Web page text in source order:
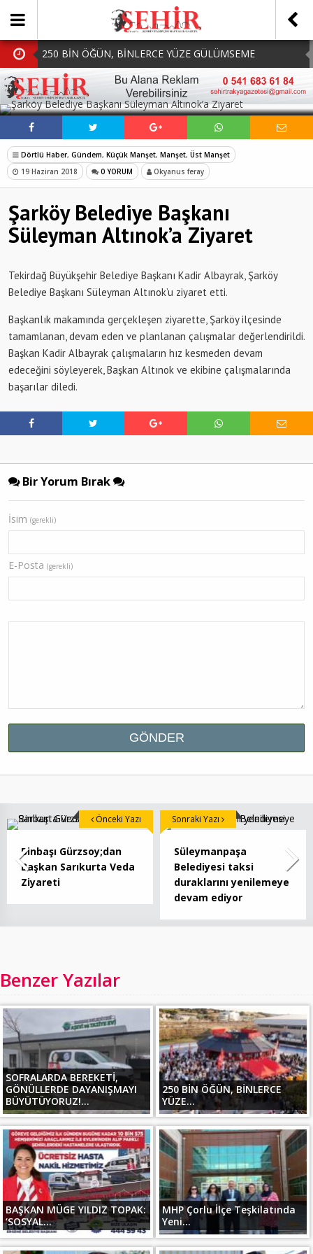
250 BİN ÖĞÜN, BİNLERCE YÜZE GÜLÜMSEME
BAŞKAN MÜGE YILDIZ TOPAK: ‘SOSYAL
BELEDİYECİLİKTE HİÇBİR HEMŞERİMİZİ YALNIZ
BIRAKMIYORUZ!’
MHP Çorlu İlçe Teşkilatında Yeni Dönem Başladı:
Mazbatalar Alındı
Dolu Vurdu, Büyükşehir Üreticiyi Yalnız Bırakmadı
SOFRALARDA BEREKETİ, GÖNÜLLERDE DAYANIŞMAYI
SOSYAL MEDYADA PAYLAŞ
Dörtlü Haber, Gündem, Küçük Manşet, Manşet, Üst Manşet
19 Haziran 2018
0 YORUM Okyanus feray
Şarköy Belediye Başkanı
Süleyman Altınok’a Ziyaret
Tekirdağ Büyükşehir Belediye Başkanı Kadir Albayrak, Şarköy
Belediye Başkanı Süleyman Altınok’u ziyaret etti.
Başkanlık makamında gerçekleşen ziyarette, Şarköy ilçesinde
tamamlanan, devam eden ve planlanan çalışmalar değerlendirildi.
Başkan Kadir Albayrak çalışmaların hız kesmeden devam
edeceğini söyleyerek, Başkan Altınok ve ekibine çalışmalarında
başarılar diledi.
Bir Yorum Bırak
İsim (gerekli)
E-Posta (gerekli)
Binbaşı Gürzsoy;dan
Başkan Sarıkurta Veda
Ziyareti
Önceki Yazı
Süleymanpaşa
Belediyesi taksi
duraklarını yenilemeye
devam ediyor
Sonraki Yazı
Benzer Yazılar
SOFRALARDA BEREKETİ,
GÖNÜLLERDE DAYANIŞMAYI
BÜYÜTÜYORUZ!...
250 BİN ÖĞÜN, BİNLERCE
YÜZE...
BAŞKAN MÜGE YILDIZ TOPAK:
‘SOSYAL...
MHP Çorlu İlçe Teşkilatında
Yeni...